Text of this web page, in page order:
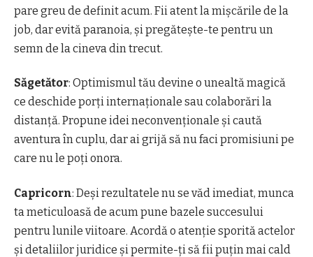
pare greu de definit acum. Fii atent la mișcările de la
job, dar evită paranoia, și pregătește-te pentru un
semn de la cineva din trecut.
Săgetător: Optimismul tău devine o unealtă magică
ce deschide porți internaționale sau colaborări la
distanță. Propune idei neconvenționale și caută
aventura în cuplu, dar ai grijă să nu faci promisiuni pe
care nu le poți onora.
Capricorn: Deși rezultatele nu se văd imediat, munca
ta meticuloasă de acum pune bazele succesului
pentru lunile viitoare. Acordă o atenție sporită actelor
și detaliilor juridice și permite-ți să fii puțin mai cald